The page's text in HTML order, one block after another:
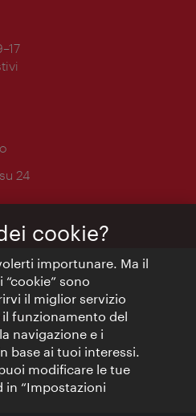
24
dati
cookie?
importunare. Ma il
sono
il miglior servizio
funzionamento del
navigazione e i
base ai tuoi interessi.
modificare le tue
in “Impostazioni